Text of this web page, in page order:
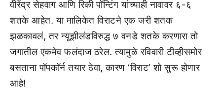
वीरेंद्र सेहवाग आणि रिकी पॉन्टिंग यांच्याही नावावर ६-६
शतके आहेत. या मालिकेत विराटने एक जरी शतक
झळकावलं, तर न्यूझीलंडविरुद्ध ७ वनडे शतके करणारा तो
जगातील एकमेव फलंदाज ठरेल. त्यामुळे रविवारी टीव्हीसमोर
बसताना पॉपकॉर्न तयार ठेवा, कारण ‘विराट’ शो सुरू होणार
आहे!